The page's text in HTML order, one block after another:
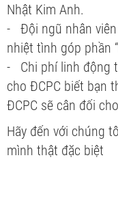
Nhật Kim Anh.
- Đội ngũ nhân viên
nhiệt tình góp phần
- Chi phí linh động
cho ĐCPC biết bạn
ĐCPC sẽ cân đối
Hãy đến với chúng
mình thật đặc biệt